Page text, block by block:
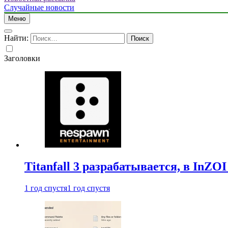
Случайные новости
Меню
Найти:
Заголовки
Titanfall 3 разрабатывается, в
1 год спустя1 год спустя